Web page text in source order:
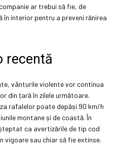
ar trebui să fie, de
interior pentru a preveni rănirea
recentă
vânturile violente vor continua
din țară în zilele următoare.
rafalelor poate depăși 90 km/h
montane și de coastă. În
ca avertizările de tip cod
vigoare sau chiar să fie extinse.